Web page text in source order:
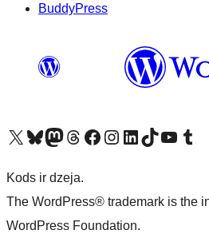
BuddyPress
Apmeklējiet mūsu X (agrāk Twitter) kontu
Apmeklējiet mūsu Bluesky kontu
Apmeklējiet mūsu Mastodon kontu
Apmeklējiet mūsu Threads kontu
Apmeklējiet mūsu Facebook lapuApmeklējiet mūsu Instagram kontu
Apmeklējiet mūsu LinkedIn kontu
Apmeklējiet mūsu TikTok kontu
Apmeklējiet mūsu YouTube kanālu
Apmeklējiet mūsu
Kods ir dzeja.
The WordPress® trademark is the
WordPress Foundation.